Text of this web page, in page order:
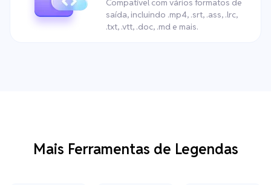
Compatível com vários formatos de
saída, incluindo .mp4, .srt, .ass, .lrc,
.txt, .vtt, .doc, .md e mais.
Mais Ferramentas de Legendas